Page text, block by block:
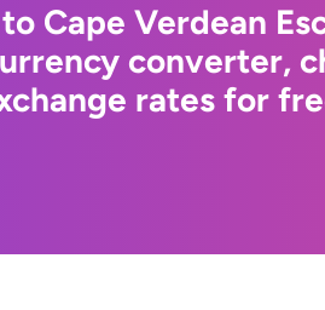
Cape Verdean
converter,
rates for